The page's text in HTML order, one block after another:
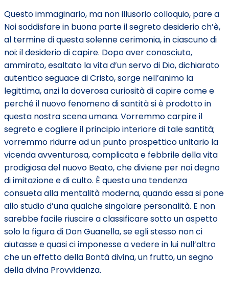
Questo immaginario, ma non illusorio colloquio, pare a
Noi soddisfare in buona parte il segreto desiderio ch’è,
al termine di questa solenne cerimonia, in ciascuno di
noi: il desiderio di capire. Dopo aver conosciuto,
ammirato, esaltato la vita d’un servo di Dio, dichiarato
autentico seguace di Cristo, sorge nell’animo la
legittima, anzi la doverosa curiosità di capire come e
perché il nuovo fenomeno di santità si è prodotto in
questa nostra scena umana. Vorremmo carpire il
segreto e cogliere il principio interiore di tale santità;
vorremmo ridurre ad un punto prospettico unitario la
vicenda avventurosa, complicata e febbrile della vita
prodigiosa del nuovo Beato, che diviene per noi degno
di imitazione e di culto. È questa una tendenza
consueta alla mentalità moderna, quando essa si pone
allo studio d’una qualche singolare personalità. E non
sarebbe facile riuscire a classificare sotto un aspetto
solo la figura di Don Guanella, se egli stesso non ci
aiutasse e quasi ci imponesse a vedere in lui null’altro
che un effetto della Bontà divina, un frutto, un segno
della divina Provvidenza.